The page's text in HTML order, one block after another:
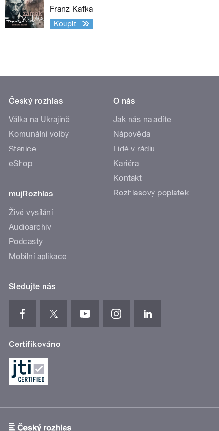
Franz Kafka
Koupit
Český rozhlas
Válka na Ukrajině
Komunální volby
Stanice
eShop
mujRozhlas
Živé vysílání
Audioarchiv
Podcasty
Mobilní aplikace
O nás
Jak nás naladíte
Nápověda
Lidé v rádiu
Kariéra
Kontakt
Rozhlasový poplatek
Sledujte nás
Certifikováno